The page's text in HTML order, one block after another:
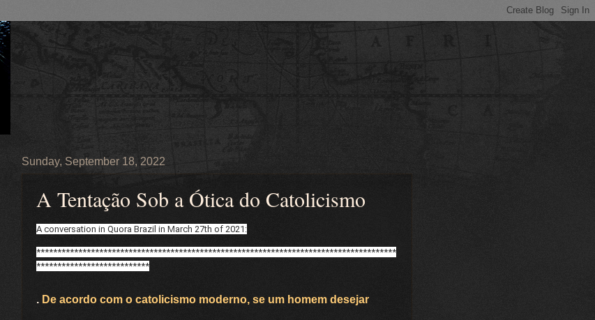
Sunday, September 18, 2022
A Tentação Sob a Ótica do Catolicismo
A conversation in Quora Brazil in March 27th of 2021:
**************************************************************************************
***************************
. De acordo com o catolicismo moderno, se um homem desejar